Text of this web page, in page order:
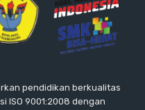
pendidikan berkualitas
ISO 9001:2008 dengan